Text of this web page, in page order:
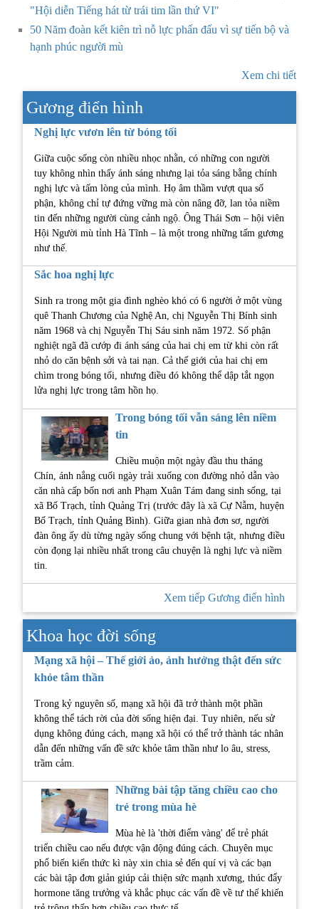
"Hội diễn Tiếng hát từ trái tim lần thứ VI"
50 Năm đoàn kết kiên trì nỗ lực phấn đấu vì sự tiến bộ và
hạnh phúc người mù
Xem chi tiết
Gương điển hình
Nghị lực vươn lên từ bóng tối
Giữa cuộc sống còn nhiều nhọc nhằn, có những con người
tuy không nhìn thấy ánh sáng nhưng lại tỏa sáng bằng chính
nghị lực và tấm lòng của mình. Họ âm thầm vượt qua số
phận, không chỉ tự đứng vững mà còn nâng đỡ, lan tỏa niềm
tin đến những người cùng cảnh ngộ. Ông Thái Sơn – hội viên
Hội Người mù tỉnh Hà Tĩnh – là một trong những tấm gương
như thế.
Sắc hoa nghị lực
Sinh ra trong một gia đình nghèo khó có 6 người ở một vùng
quê Thanh Chương của Nghệ An, chị Nguyễn Thị Bính sinh
năm 1968 và chị Nguyễn Thị Sáu sinh năm 1972. Số phận
nghiệt ngã đã cướp đi ánh sáng của hai chị em từ khi còn rất
nhỏ do căn bệnh sởi và tai nạn. Cả thế giới của hai chị em
chìm trong bóng tối, nhưng điều đó không thể dập tắt ngọn
lửa nghị lực trong tâm hồn họ.
Trong bóng tối vẫn sáng lên niềm
tin
Chiều muộn một ngày đầu thu tháng
Chín, ánh nắng cuối ngày trải xuống con đường nhỏ dẫn vào
căn nhà cấp bốn nơi anh Phạm Xuân Tám đang sinh sống, tại
xã Bố Trạch, tỉnh Quảng Trị (trước đây là xã Cự Nẫm, huyện
Bố Trạch, tỉnh Quảng Bình). Giữa gian nhà đơn sơ, người
đàn ông ấy dù từng ngày sống chung với bệnh tật, nhưng điều
còn đọng lại nhiều nhất trong câu chuyện là nghị lực và niềm
tin.
Xem tiếp Gương điển hình
Khoa học đời sống
Mạng xã hội – Thế giới ảo, ảnh hưởng thật đến sức
khỏe tâm thần
Trong kỷ nguyên số, mạng xã hội đã trở thành một phần
không thể tách rời của đời sống hiện đại. Tuy nhiên, nếu sử
dụng không đúng cách, mạng xã hội có thể trở thành tác nhân
dẫn đến những vấn đề sức khỏe tâm thần như lo âu, stress,
trầm cảm.
Những bài tập tăng chiều cao cho
trẻ trong mùa hè
Mùa hè là 'thời điểm vàng' để trẻ phát
triển chiều cao nếu được vận động đúng cách. Chuyên mục
phổ biến kiến thức kì này xin chia sẻ đến quí vị và các bạn
các bài tập đơn giản giúp cải thiện sức mạnh xương, thúc đẩy
hormone tăng trưởng và khắc phục các vấn đề về tư thế khiến